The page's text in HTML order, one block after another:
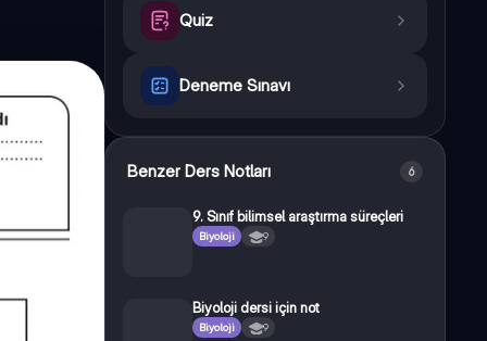
Quiz
Deneme Sınavı
Benzer Ders Notları 6
9. Sınıf bilimsel araştırma süreçleri
Biyoloji 9
Biyoloji dersi için not
Biyoloji 9